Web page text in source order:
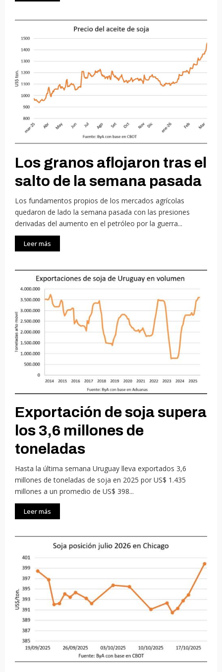
Los granos aflojaron tras el
salto de la semana pasada
Los fundamentos propios de los mercados agrícolas
quedaron de lado la semana pasada con las presiones
derivadas del aumento en el petróleo por la guerra...
Leer más
Exportación de soja supera
los 3,6 millones de
toneladas
Hasta la última semana Uruguay lleva exportados 3,6
millones de toneladas de soja en 2025 por US$ 1.435
millones a un promedio de US$ 398...
Leer más